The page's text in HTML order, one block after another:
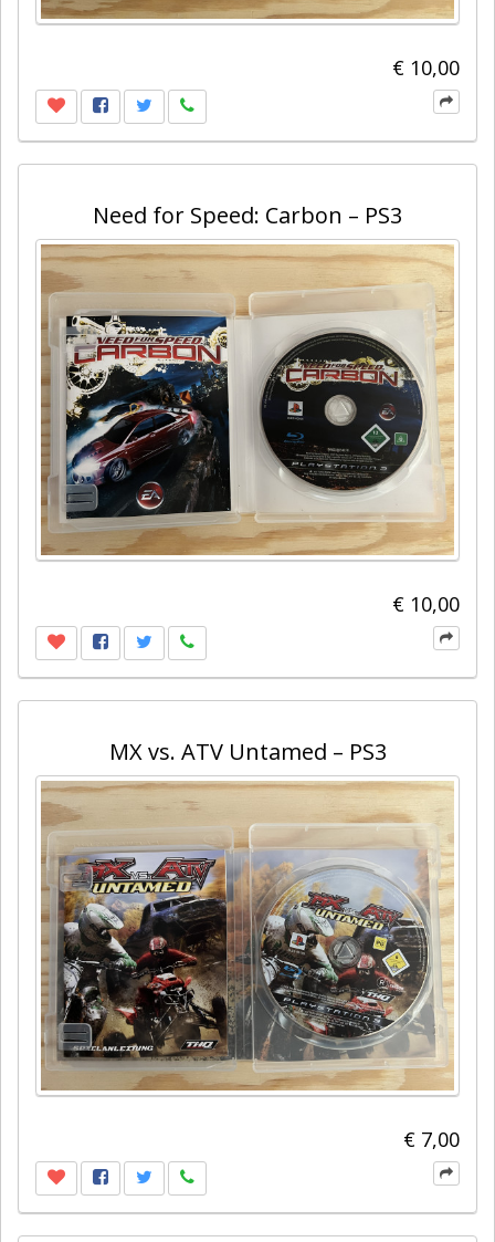
€ 10,00
Need for Speed: Carbon – PS3
€ 10,00
MX vs. ATV Untamed – PS3
€ 7,00